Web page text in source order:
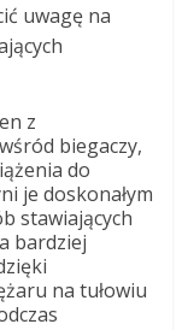
uwagę na
z
biegaczy,
do
je doskonałym
stawiających
bardziej
na tułowiu